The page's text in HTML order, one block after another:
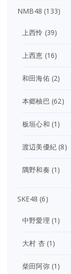
NMB48 (133)
上西怜 (39)
上西恵 (16)
和田海佑(2)
本郷柚巴 (62)
板垣心和 (1)
渡辺美優紀 (8)
隅野和奏 (1)
SKE48 (6)
中野愛理 (1)
大村 杏(1)
柴田阿弥(1)